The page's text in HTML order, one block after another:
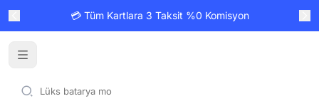
💳 Tüm Kartlara 3 Taksit %0 Komisyon